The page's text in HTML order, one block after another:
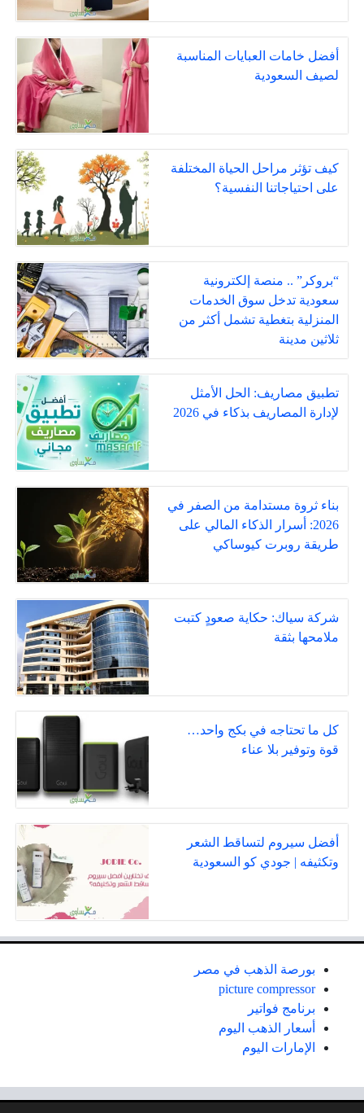
أفضل خامات العبايات المناسبة
لصيف السعودية
كيف تؤثر مراحل الحياة المختلفة
على احتياجاتنا النفسية؟
“بروكر” .. منصة إلكترونية
سعودية تدخل سوق الخدمات
المنزلية بتغطية تشمل أكثر من
ثلاثين مدينة
تطبيق مصاريف: الحل الأمثل
لإدارة المصاريف بذكاء في 2026
بناء ثروة مستدامة من الصفر في
2026: أسرار الذكاء المالي على
طريقة روبرت كيوساكي
شركة سياك: حكاية صعودٍ كتبت
ملامحها بثقة
كل ما تحتاجه في بكج واحد…
قوة وتوفير بلا عناء
أفضل سيروم لتساقط الشعر
وتكثيفه | جودي كو السعودية
بورصة الذهب في مصر
picture compressor
برنامج فواتير
أسعار الذهب اليوم
الإمارات اليوم